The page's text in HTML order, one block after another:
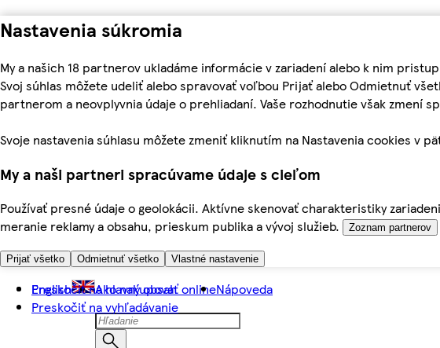
Nastavenia súkromia
My a našich 18 partnerov ukladáme informácie v zariadení alebo k nim
Svoj súhlas môžete udeliť alebo spravovať voľbou Prijať alebo Odmietnuť
partnerom a neovplyvnia údaje o prehliadaní. Vaše rozhodnutie však zmení
Svoje nastavenia súhlasu môžete zmeniť kliknutím na Nastavenia cookies v
My a naši partneri spracúvame údaje s cieľom
Používať presné údaje o geolokácii. Aktívne skenovať charakteristiky
meranie reklamy a obsahu, prieskum publika a vývoj služieb.
Zoznam partnerov
Prijať všetko Odmietnuť všetko Vlastné nastavenie
Preskočiť na hlavný obsah
Preskočiť na vyhľadávanie
English Ako nakupovať onlineNápoveda